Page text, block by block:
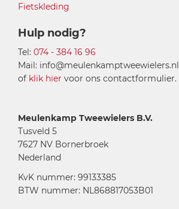
Fietskleding
Hulp nodig?
Tel: 074 - 384 16 96
Mail: info@meulenkamptweewielers.nl
of klik hier voor ons contactformulier.
Meulenkamp Tweewielers B.V.
Tusveld 5
7627 NV Bornerbroek
Nederland
KvK nummer: 99133385
BTW nummer: NL868817053B01